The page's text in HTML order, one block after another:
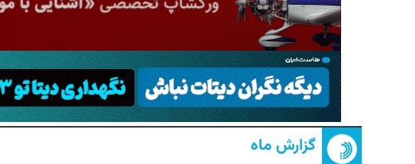
گزارش ماه